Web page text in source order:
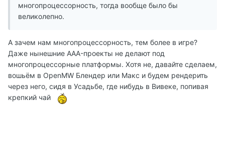
многопроцессорность, тогда вообще было бы
великолепно.
А зачем нам многопроцессорность, тем более в игре?
Даже нынешние AAA-проекты не делают под
многопроцессорные платформы. Хотя не, давайте сделаем,
вошьём в OpenMW Блендер или Макс и будем рендерить
через него, сидя в Усадьбе, где нибудь в Вивеке, попивая
крепкий чай